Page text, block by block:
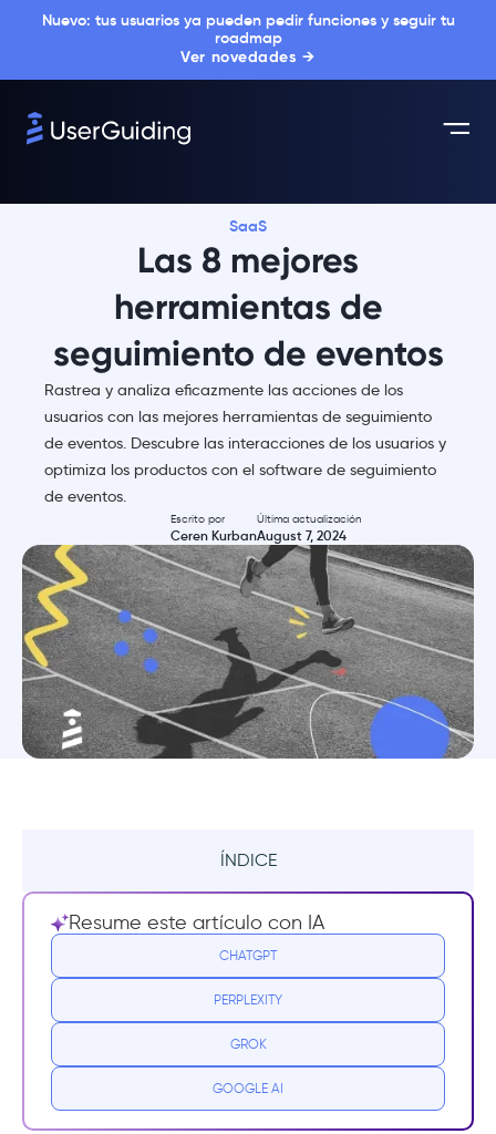
Nuevo: tus usuarios ya pueden pedir funciones y seguir tu
roadmap
Ver novedades →
SaaS
Las 8 mejores
herramientas de
seguimiento de eventos
Rastrea y analiza eficazmente las acciones de los
usuarios con las mejores herramientas de seguimiento
de eventos. Descubre las interacciones de los usuarios y
optimiza los productos con el software de seguimiento
de eventos.
Escrito por
Ceren Kurban
Última actualización
August 7, 2024
ÍNDICE
Resumen
¿Qué es el seguimiento de eventos?
¿Por qué necesitas herramientas de
Funciones importantes de una herramienta
de seguimiento de eventos
Resume este artículo con IA
CHATGPT
PERPLEXITY
GROK
GOOGLE AI